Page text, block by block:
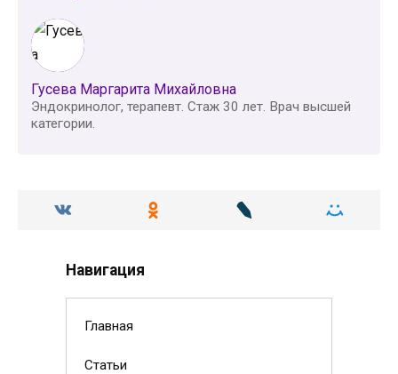
Гусева Маргарита Михайловна
Эндокринолог, терапевт. Стаж 30 лет. Врач высшей
категории.
Навигация
Главная
Статьи